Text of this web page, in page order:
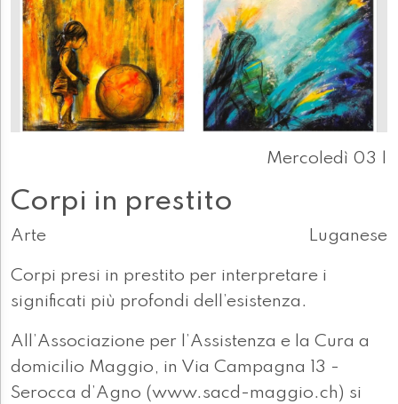
Mercoledì 03 |
Corpi in prestito
Arte Luganese
Corpi presi in prestito per interpretare i
significati più profondi dell’esistenza.
All’Associazione per l’Assistenza e la Cura a
domicilio Maggio, in Via Campagna 13 -
Serocca d’Agno (www.sacd-maggio.ch) si